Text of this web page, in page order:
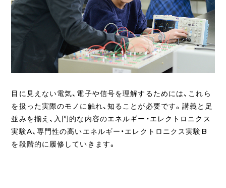
目に見えない電気、電子や信号を理解するためには、これら
を扱った実際のモノに触れ、知ることが必要です。講義と足
並みを揃え、入門的な内容のエネルギー・エレクトロニクス
実験A、専門性の高いエネルギー・エレクトロニクス実験B
を段階的に履修していきます。